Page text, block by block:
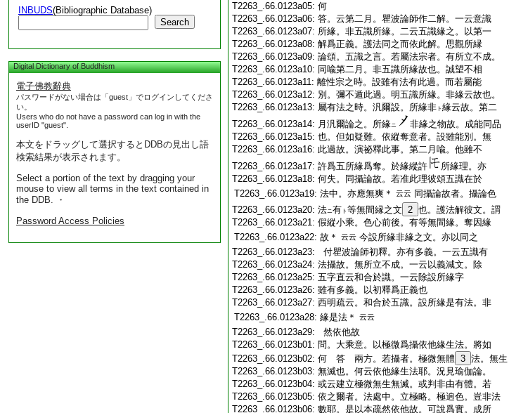
INBUDS(Bibliographic Database)
Search
Digital Dictionary of Buddhism
電子佛教辭典
パスワードがない場合は「guest」でログインしてくださ
い。
Users who do not have a password can log in with the
userID "guest".
本文をドラッグして選択するとDDBの見出し語
検索結果が表示されます。
Select a portion of the text by dragging your
mouse to view all terms in the text contained in
the DDB. ・
Password Access Policies
T2263_.66.0123a05: 何
T2263_.66.0123a06: 答。云第二月。瞿波論師作二解。一云意識
T2263_.66.0123a07: 所緣。非五識所緣。二云五識緣之。以第一
T2263_.66.0123a08: 解爲正義。護法同之而依此解。思觀所縁
T2263_.66.0123a09: 論頌。五識之言。若屬法宗者。有所立不成。
T2263_.66.0123a10: 同喩第二月。非五識所緣故也。誠望不相
T2263_.66.0123a11: 離性宗之時。設雖有法有此過。而若屬能
T2263_.66.0123a12: 別。彌不遁此過。明五識所緣。非緣云故也。
T2263_.66.0123a13: 屬有法之時。汎爾設。所緣非 ト 緣云故。第二
T2263_.66.0123a14: 月汎爾論之。所緣ニ
非緣之物故。成能同品
T2263_.66.0123a15: 也。但如疑難。依縱奪意者。設雖能別。無
T2263_.66.0123a16: 此過故。演祕釋此事。第二月喩。他雖不
T2263_.66.0123a17: 許爲五所緣爲奪。於緣縱許
所緣理。亦
T2263_.66.0123a18: 何失。同攝論故。若准此理彼頌五識在於
T2263_.66.0123a19: 法中。亦應無爽＊ 云云 同攝論故者。攝論色
T2263_.66.0123a20: 法ニ有 ト 等無間縁之文 2 也。護法解彼文。謂
T2263_.66.0123a21: 假縱小乘。色心前後。有等無間緣。奪因緣
T2263_.66.0123a22: 故＊ 云云 今設所緣非緣之文。亦以同之
T2263_.66.0123a23:
付瞿波論師初釋。亦有多義。一云五識有
T2263_.66.0123a24: 法攝故。無所立不成。一云以義減文。除
T2263_.66.0123a25: 五字直云和合於識。一云除設所緣字
T2263_.66.0123a26: 雖有多義。以初釋爲正義也
T2263_.66.0123a27: 西明疏云。和合於五識。設所緣是有法。非
T2263_.66.0123a28: 緣是法＊ 云云
T2263_.66.0123a29:
然依他故
T2263_.66.0123b01: 問。大乘意。以極微爲攝依他緣生法。將如
T2263_.66.0123b02: 何 答 兩方。若攝者。極微無體 3 法。無生
T2263_.66.0123b03: 無滅也。何云依他緣生法耶。況見瑜伽論。
T2263_.66.0123b04: 或云建立極微無生無滅。或判非由有體。若
T2263_.66.0123b05: 依之爾者。法處中。立極略。極逈色。豈非法
T2263_.66.0123b06: 數耶。是以本疏然依他故。可說爲實。成所